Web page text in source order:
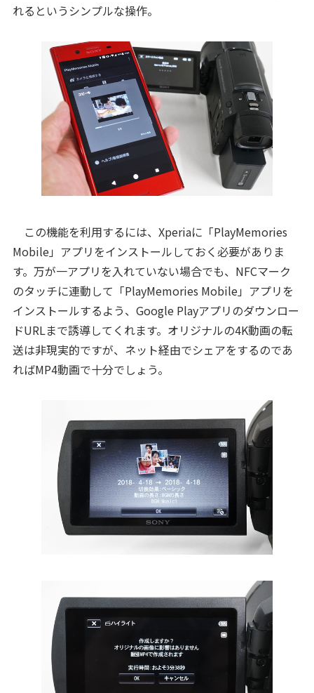
れるというシンプルな操作。
この機能を利用するには、Xperiaに「PlayMemories
Mobile」アプリをインストールしておく必要がありま
す。万が一アプリを入れていない場合でも、NFCマーク
のタッチに連動して「PlayMemories Mobile」アプリを
インストールするよう、Google Playアプリのダウンロー
ドURLまで誘導してくれます。オリジナルの4K動画の転
送は非現実的ですが、ネット経由でシェアをするのであ
ればMP4動画で十分でしょう。